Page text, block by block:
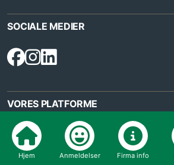
Hjem Anmeldelser Firma info
SOCIALE MEDIER
VORES PLATFORME